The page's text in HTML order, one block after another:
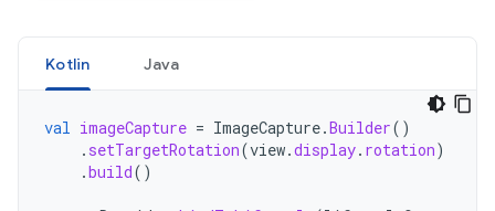
Kotlin Java
val imageCapture = ImageCapture.Builder()
. setTargetRotation(view.display. rotation)
.build()